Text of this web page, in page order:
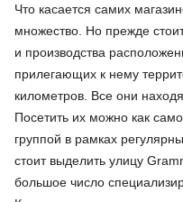
Что касается самих
множество. Но прежде
и производства
прилегающих к нему
километров. Все они
Посетить их можно как
группой в рамках
стоит выделить улицу
большое число